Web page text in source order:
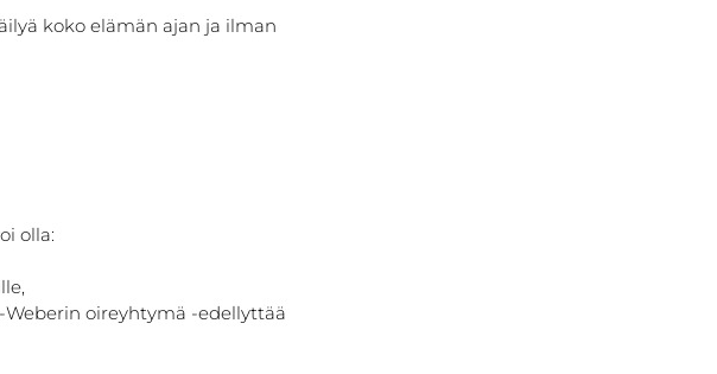
koko elämän ajan ja ilman
olla:
oireyhtymä -edellyttää